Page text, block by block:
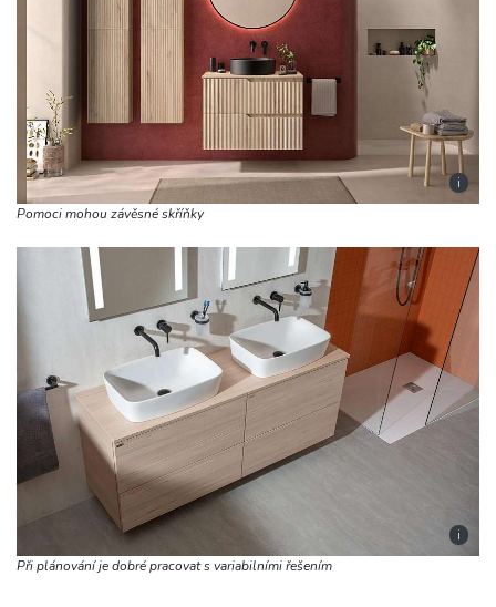
i
Pomoci mohou závěsné skříňky
i
Při plánování je dobré pracovat s variabilními řešením